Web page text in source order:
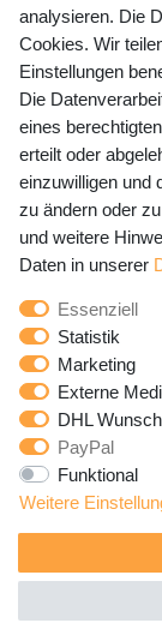
Preisangaben
Versandkosten
Newsletter
E-MAIL **
Newsletter
Honig
Hiermit
gelesen
widerrufen.**
analysieren. Die
Cookies. Wir
Einstellungen
Die
eines
erteilt oder
einzuwilligen und
zu ändern oder
und weitere
Daten in unserer
Essenziell
Statistik
Marketing
Externe
DHL
PayPal
Funktional
Weitere